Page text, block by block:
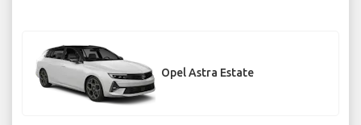
Opel Astra Estate